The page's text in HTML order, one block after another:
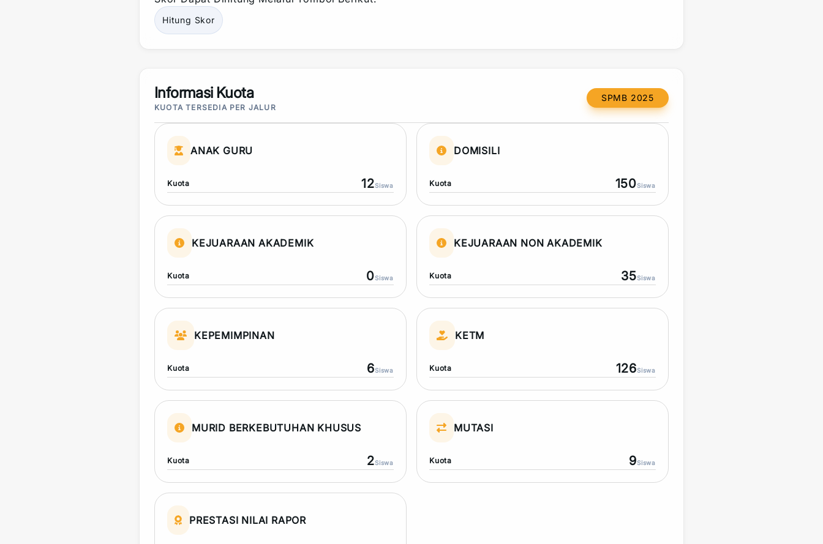
Hitung Skor
Informasi Kuota
KUOTA TERSEDIA PER JALUR
SPMB 2025
ANAK GURU
Kuota 12Siswa
DOMISILI
Kuota 150Siswa
KEJUARAAN AKADEMIK
Kuota 0Siswa
KEJUARAAN NON AKADEMIK
Kuota 35Siswa
KEPEMIMPINAN
Kuota 6Siswa
KETM
Kuota 126Siswa
MURID BERKEBUTUHAN KHUSUS
Kuota 2Siswa
MUTASI
Kuota 9Siswa
PRESTASI NILAI RAPOR